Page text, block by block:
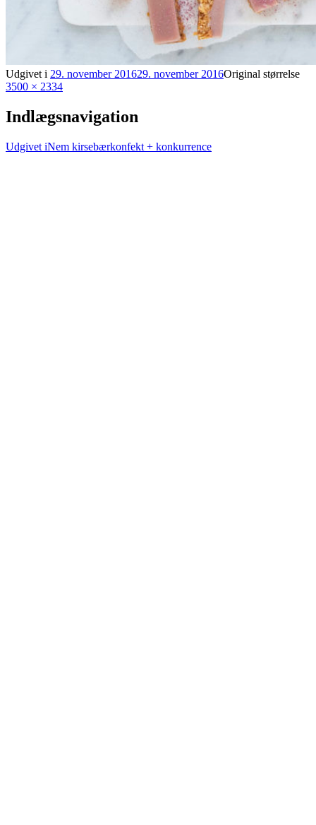
Udgivet i 29. november 201629. november 2016Original størrelse
3500 × 2334
Indlægsnavigation
Udgivet iNem kirsebærkonfekt + konkurrence